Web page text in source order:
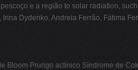
e a região to solar radiation,
Dydenko, Andreia Ferrão, Fátima
Bloom Prurigo actínico Síndrome de